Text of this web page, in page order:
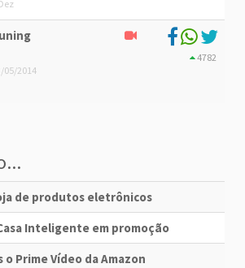
05/2014
4782
de produtos eletrônicos
Inteligente em promoção
Prime Vídeo da Amazon